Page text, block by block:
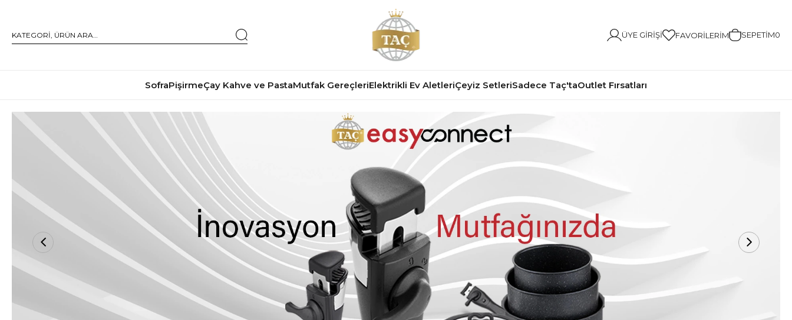
ÜYE GIRIŞI FAVORILERIM SEPETIM0
SofraPişirmeÇay Kahve ve PastaMutfak GereçleriElektrikli Ev AletleriÇeyiz SetleriSadece Taç'taOutlet Fırsatları